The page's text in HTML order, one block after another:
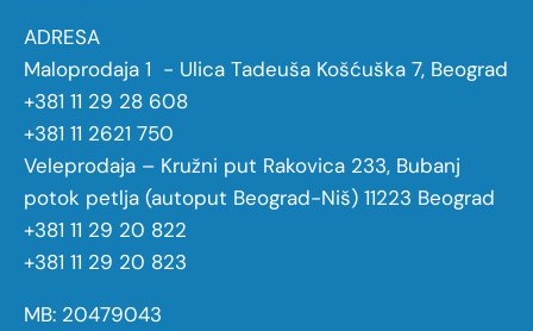
ADRESA
Maloprodaja 1 - Ulica Tadeuša Košćuška 7, Beograd
+381 11 29 28 608
+381 11 2621 750
Veleprodaja – Kružni put Rakovica 233, Bubanj
potok petlja (autoput Beograd-Niš) 11223 Beograd
+381 11 29 20 822
+381 11 29 20 823
MB: 20479043